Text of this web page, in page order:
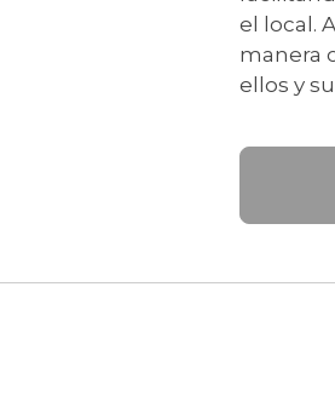
el local.
manera
ellos y